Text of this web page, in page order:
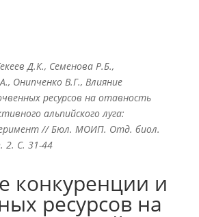
Д.К., Семенова Р.Б.,
Онипченко В.Г., Влияние
ресурсов на отавность
альпийского луга:
// Бюл. МОИП. Отд. биол.
2. С. 31-44
конкуренции и
ресурсов на